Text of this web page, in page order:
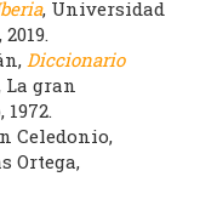
, Universidad
Diccionario
La gran
Celedonio,
Ortega,